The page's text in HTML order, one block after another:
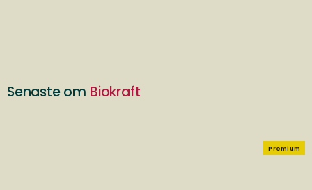
Senaste om Biokraft
Premium